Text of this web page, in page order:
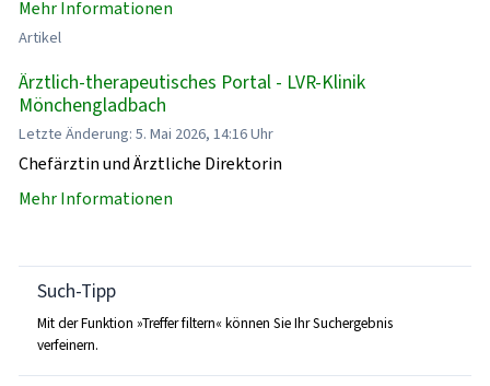
Mehr Informationen
Artikel
Ärztlich-therapeutisches Portal - LVR-Klinik
Mönchengladbach
Letzte Änderung: 5. Mai 2026, 14:16 Uhr
Chefärztin und Ärztliche Direktorin
Mehr Informationen
Such-Tipp
Mit der Funktion »Treffer filtern« können Sie Ihr Suchergebnis
verfeinern.